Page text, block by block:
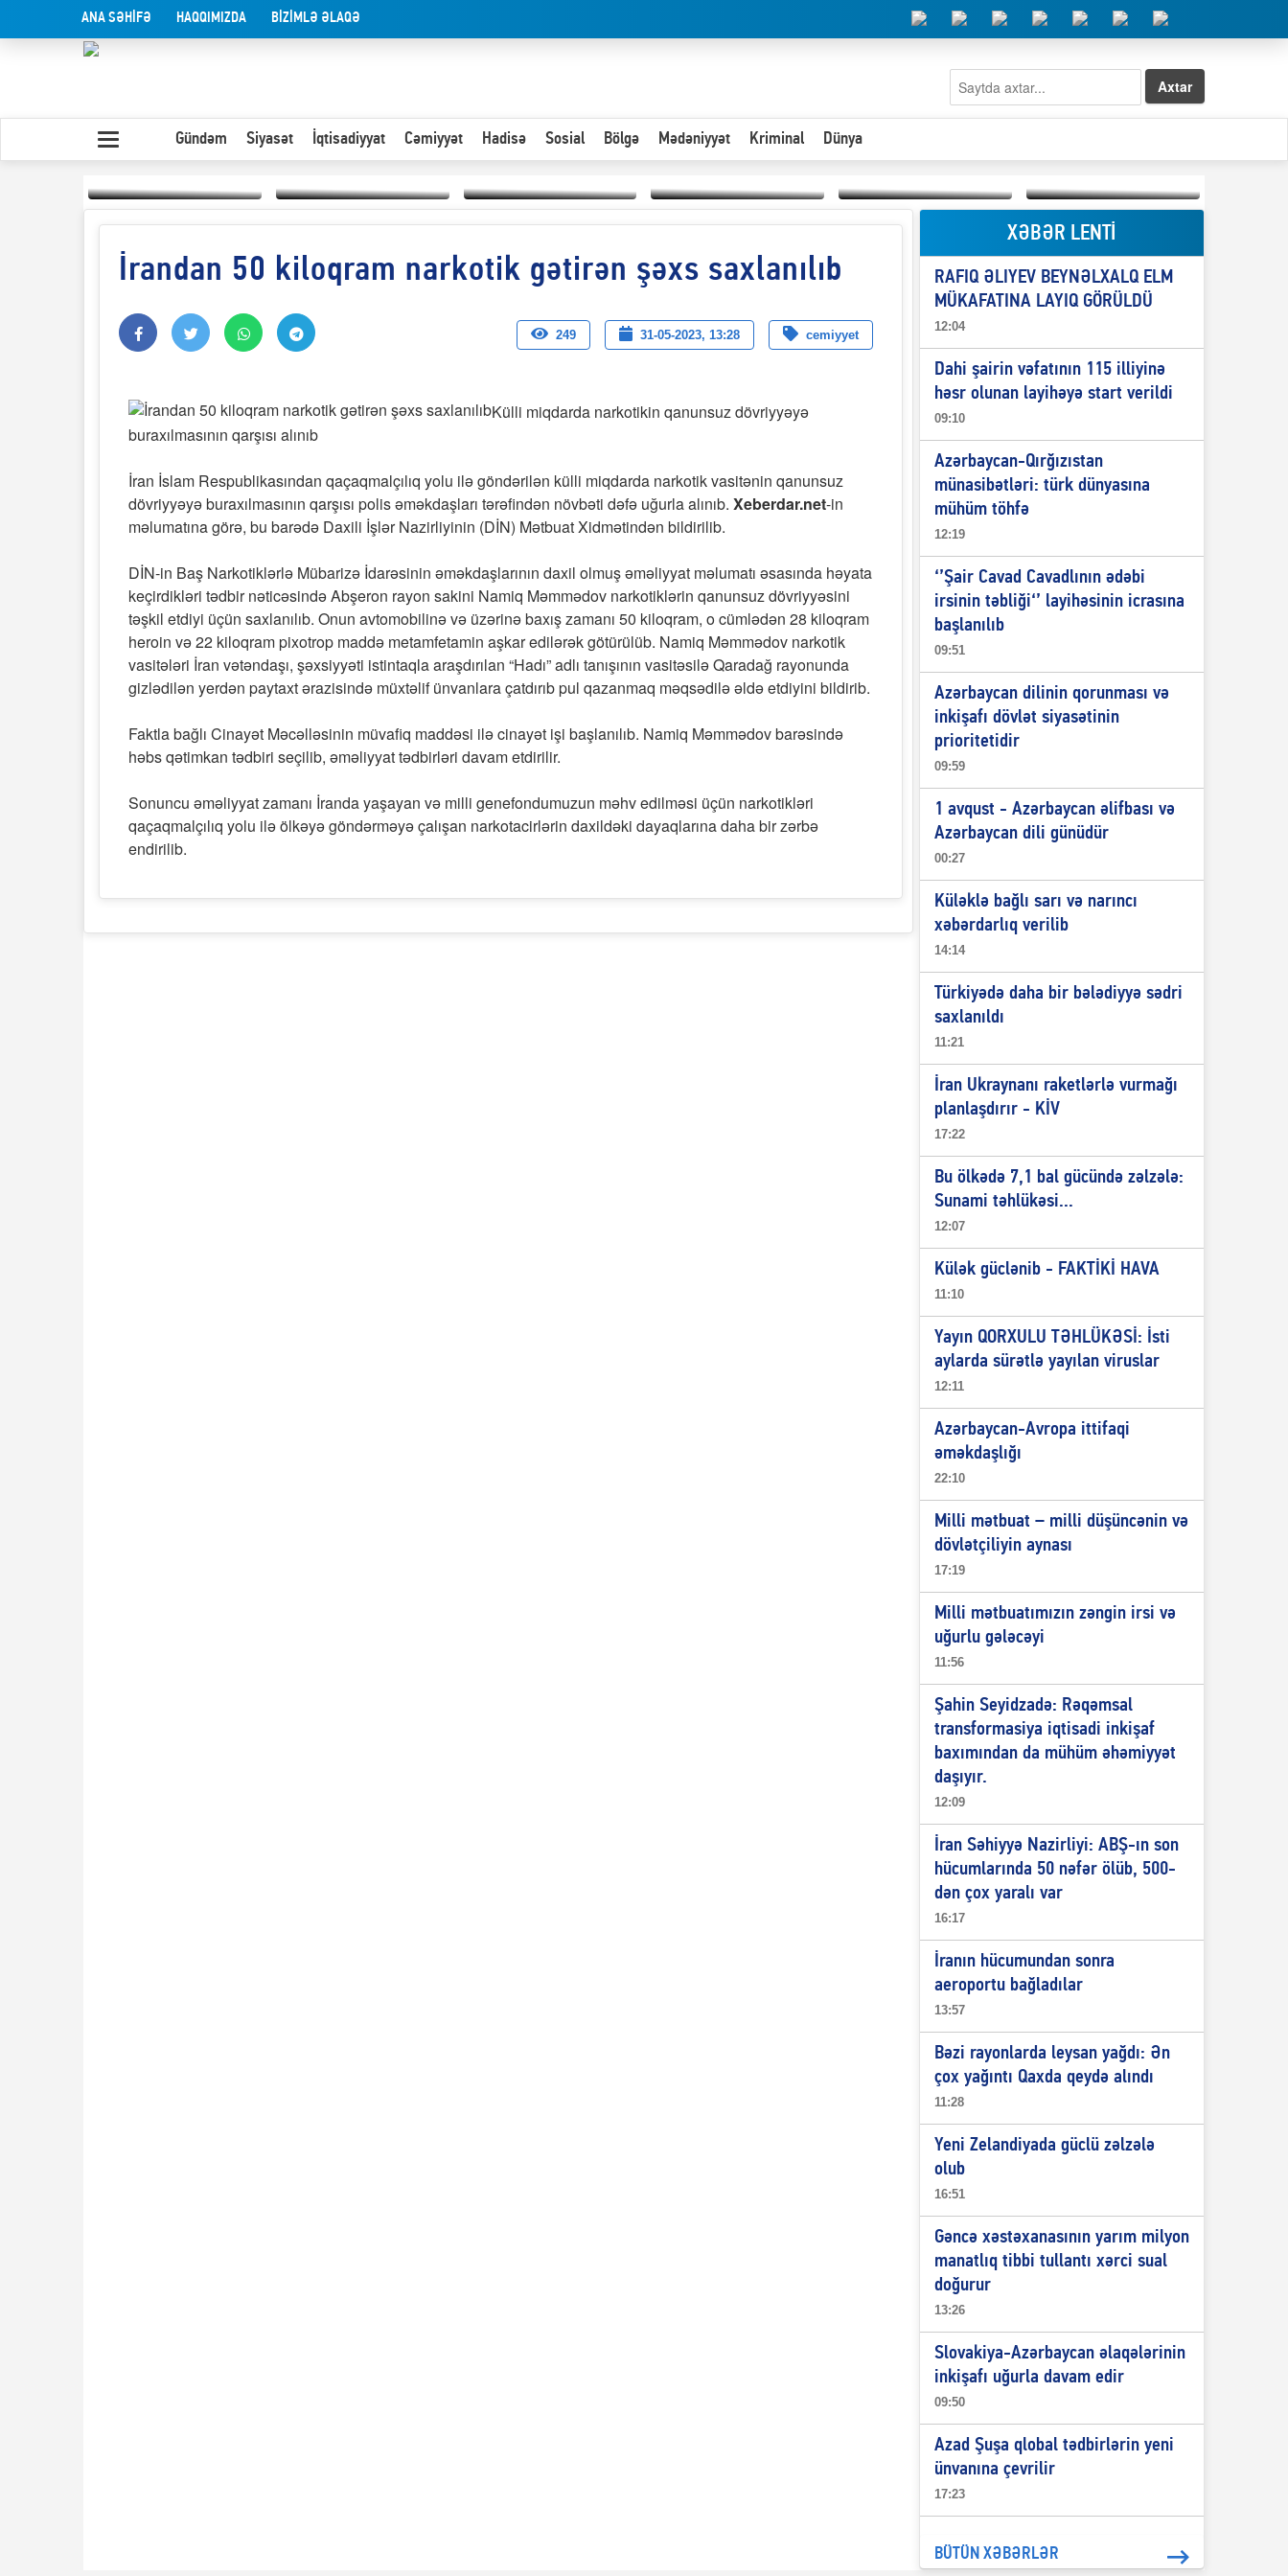
ANA SƏHİFƏ HAQQIMIZDA BİZİMLƏ ƏLAQƏ
Axtar
Gündəm Siyasət İqtisadiyyat Cəmiyyət Hadisə Sosial Bölgə Mədəniyyət Kriminal Dünya
Yaxın Şərqdəki
müharibənin qısa Olduğu kimi görünən
Paytaxta giriş vizası —
"Xoş gəldin, cibində
Hər an ən çətin savaşa
hazır olmalıyıq-
ZƏLİMXAN
“Qeyri-səlis məntiq və
dil-nitq” elmimizə
Elşad Abdullayevin
erməniləri
maliyyələşdirən oğlu
niyə Azərbaycana
ekstradisiya olunmur?
İrandan 50 kiloqram narkotik gətirən şəxs saxlanılıb
249 31-05-2023, 13:28 cemiyyet
Külli miqdarda narkotikin qanunsuz dövriyyəyə
buraxılmasının qarşısı alınıb
İran İslam Respublikasından qaçaqmalçılıq yolu ilə göndərilən külli miqdarda narkotik vasitənin qanunsuz
dövriyyəyə buraxılmasının qarşısı polis əməkdaşları tərəfindən növbəti dəfə uğurla alınıb. Xeberdar.net-in
məlumatına görə, bu barədə Daxili İşlər Nazirliyinin (DİN) Mətbuat Xidmətindən bildirilib.
DİN-in Baş Narkotiklərlə Mübarizə İdarəsinin əməkdaşlarının daxil olmuş əməliyyat məlumatı əsasında həyata
keçirdikləri tədbir nəticəsində Abşeron rayon sakini Namiq Məmmədov narkotiklərin qanunsuz dövriyyəsini
təşkil etdiyi üçün saxlanılıb. Onun avtomobilinə və üzərinə baxış zamanı 50 kiloqram, o cümlədən 28 kiloqram
heroin və 22 kiloqram pixotrop maddə metamfetamin aşkar edilərək götürülüb. Namiq Məmmədov narkotik
vasitələri İran vətəndaşı, şəxsiyyəti istintaqla araşdırılan “Hadı” adlı tanışının vasitəsilə Qaradağ rayonunda
gizlədilən yerdən paytaxt ərazisində müxtəlif ünvanlara çatdırıb pul qazanmaq məqsədilə əldə etdiyini bildirib.
Faktla bağlı Cinayət Məcəlləsinin müvafiq maddəsi ilə cinayət işi başlanılıb. Namiq Məmmədov barəsində
həbs qətimkan tədbiri seçilib, əməliyyat tədbirləri davam etdirilir.
Sonuncu əməliyyat zamanı İranda yaşayan və milli genefondumuzun məhv edilməsi üçün narkotikləri
qaçaqmalçılıq yolu ilə ölkəyə göndərməyə çalışan narkotacirlərin daxildəki dayaqlarına daha bir zərbə
endirilib.
XƏBƏR LENTİ
RAFIQ ƏLIYEV BEYNƏLXALQ ELM
MÜKAFATINA LAYIQ GÖRÜLDÜ
12:04
Dahi şairin vəfatının 115 illiyinə
həsr olunan layihəyə start verildi
09:10
Azərbaycan-Qırğızıstan
münasibətləri: türk dünyasına
mühüm töhfə
12:19
‘’Şair Cavad Cavadlının ədəbi
irsinin təbliği‘’ layihəsinin icrasına
başlanılıb
09:51
Azərbaycan dilinin qorunması və
inkişafı dövlət siyasətinin
prioritetidir
09:59
1 avqust - Azərbaycan əlifbası və
Azərbaycan dili günüdür
00:27
Küləklə bağlı sarı və narıncı
xəbərdarlıq verilib
14:14
Türkiyədə daha bir bələdiyyə sədri
saxlanıldı
11:21
İran Ukraynanı raketlərlə vurmağı
planlaşdırır - KİV
17:22
Bu ölkədə 7,1 bal gücündə zəlzələ:
Sunami təhlükəsi...
12:07
Külək güclənib - FAKTİKİ HAVA
11:10
Yayın QORXULU TƏHLÜKƏSİ: İsti
aylarda sürətlə yayılan viruslar
12:11
Azərbaycan-Avropa ittifaqi
əməkdaşlığı
22:10
Milli mətbuat – milli düşüncənin və
dövlətçiliyin aynası
17:19
Milli mətbuatımızın zəngin irsi və
uğurlu gələcəyi
11:56
Şahin Seyidzadə: Rəqəmsal
transformasiya iqtisadi inkişaf
baxımından da mühüm əhəmiyyət
daşıyır.
12:09
İran Səhiyyə Nazirliyi: ABŞ-ın son
hücumlarında 50 nəfər ölüb, 500-
dən çox yaralı var
16:17
İranın hücumundan sonra
aeroportu bağladılar
13:57
Bəzi rayonlarda leysan yağdı: Ən
çox yağıntı Qaxda qeydə alındı
11:28
Yeni Zelandiyada güclü zəlzələ
olub
16:51
Gəncə xəstəxanasının yarım milyon
manatlıq tibbi tullantı xərci sual
doğurur
13:26
Slovakiya-Azərbaycan əlaqələrinin
inkişafı uğurla davam edir
09:50
Azad Şuşa qlobal tədbirlərin yeni
ünvanına çevrilir
17:23
BÜTÜN XƏBƏRLƏR